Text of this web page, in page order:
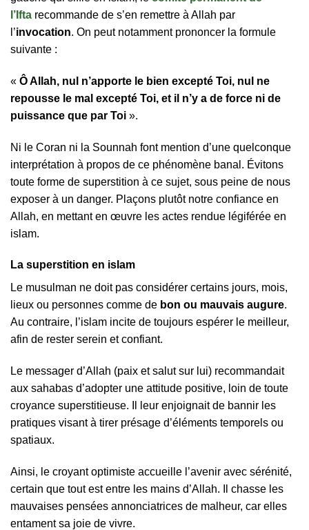
l’Ifta recommande de s’en remettre à Allah par
l’invocation. On peut notamment prononcer la formule
suivante :
« Ô Allah, nul n’apporte le bien excepté Toi, nul ne
repousse le mal excepté Toi, et il n’y a de force ni de
puissance que par Toi ».
Ni le Coran ni la Sounnah font mention d’une quelconque
interprétation à propos de ce phénomène banal. Évitons
toute forme de superstition à ce sujet, sous peine de nous
exposer à un danger. Plaçons plutôt notre confiance en
Allah, en mettant en œuvre les actes rendue légiférée en
islam.
La superstition en islam
Le musulman ne doit pas considérer certains jours, mois,
lieux ou personnes comme de bon ou mauvais augure.
Au contraire, l’islam incite de toujours espérer le meilleur,
afin de rester serein et confiant.
Le messager d’Allah (paix et salut sur lui) recommandait
aux sahabas d’adopter une attitude positive, loin de toute
croyance superstitieuse. Il leur enjoignait de bannir les
pratiques visant à tirer présage d’éléments temporels ou
spatiaux.
Ainsi, le croyant optimiste accueille l’avenir avec sérénité,
certain que tout est entre les mains d’Allah. Il chasse les
mauvaises pensées annonciatrices de malheur, car elles
entament sa joie de vivre.